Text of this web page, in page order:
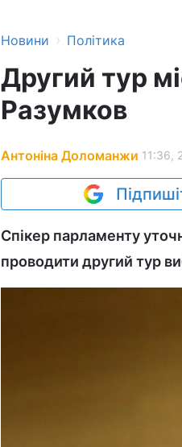
Новини › Політика
Другий тур
Разумков
Антоніна Доломанжи 11:36,
Спікер парламенту
проводити другий тур